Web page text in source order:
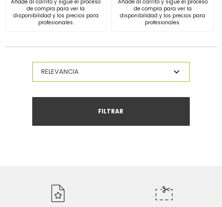
Añade al carrito y sigue el proceso
de compra para ver la
disponibilidad y los precios para
profesionales.
Añade al carrito y sigue el proceso
de compra para ver la
disponibilidad y los precios para
profesionales.
FILTRAR